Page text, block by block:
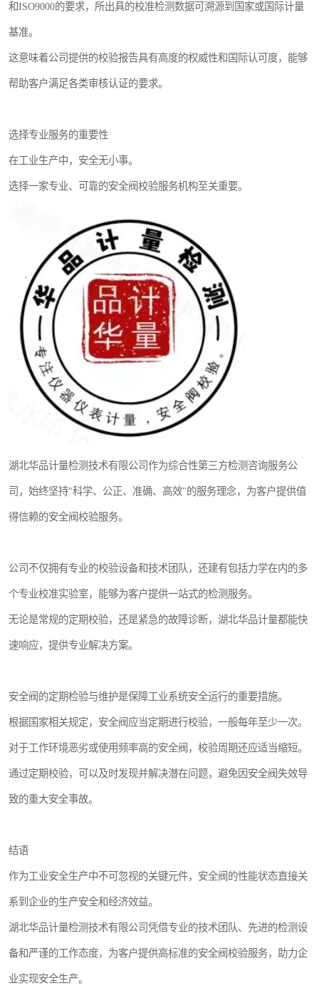
和ISO9000的要求，所出具的校准检测数据可溯源到国家或国际计量
基准。
这意味着公司提供的校验报告具有高度的权威性和国际认可度，能够
帮助客户满足各类审核认证的要求。
选择专业服务的重要性
在工业生产中，安全无小事。
选择一家专业、可靠的安全阀校验服务机构至关重要。
湖北华品计量检测技术有限公司作为综合性第三方检测咨询服务公
司，始终坚持"科学、公正、准确、高效"的服务理念，为客户提供值
得信赖的安全阀校验服务。
公司不仅拥有专业的校验设备和技术团队，还建有包括力学在内的多
个专业校准实验室，能够为客户提供一站式的检测服务。
无论是常规的定期校验，还是紧急的故障诊断，湖北华品计量都能快
速响应，提供专业解决方案。
安全阀的定期检验与维护是保障工业系统安全运行的重要措施。
根据国家相关规定，安全阀应当定期进行校验，一般每年至少一次。
对于工作环境恶劣或使用频率高的安全阀，校验周期还应适当缩短。
通过定期校验，可以及时发现并解决潜在问题，避免因安全阀失效导
致的重大安全事故。
结语
作为工业安全生产中不可忽视的关键元件，安全阀的性能状态直接关
系到企业的生产安全和经济效益。
湖北华品计量检测技术有限公司凭借专业的技术团队、先进的检测设
备和严谨的工作态度，为客户提供高标准的安全阀校验服务，助力企
业实现安全生产。